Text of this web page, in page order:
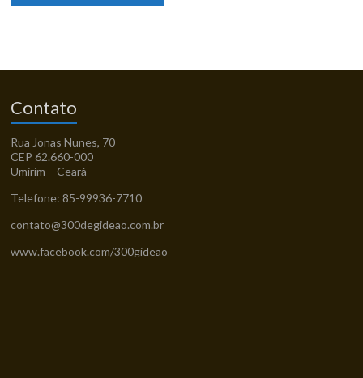
Contato
Rua Jonas Nunes, 70
CEP 62.660-000
Umirim – Ceará
Telefone: 85-99936-7710
contato@300degideao.com.br
www.facebook.com/300gideao